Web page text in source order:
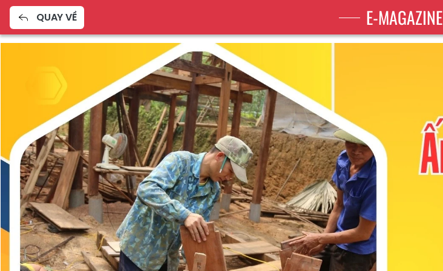
QUAY VỀ E-MAGAZINE